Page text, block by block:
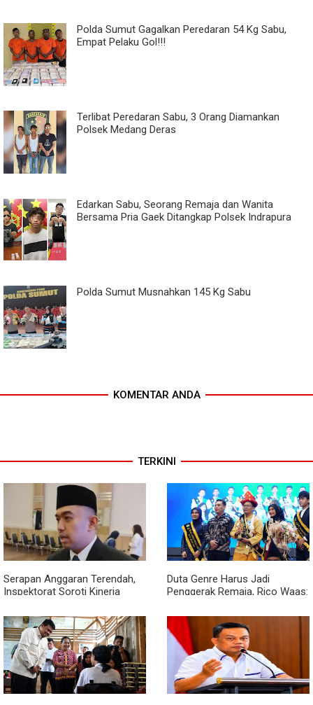
Polda Sumut Gagalkan Peredaran 54 Kg Sabu,
Empat Pelaku Gol!!!
Terlibat Peredaran Sabu, 3 Orang Diamankan
Polsek Medang Deras
Edarkan Sabu, Seorang Remaja dan Wanita
Bersama Pria Gaek Ditangkap Polsek Indrapura
Polda Sumut Musnahkan 145 Kg Sabu
KOMENTAR ANDA
TERKINI
Serapan Anggaran Terendah,
Inspektorat Soroti Kinerja
Duta Genre Harus Jadi
Penggerak Remaja, Rico Waas:
Acara